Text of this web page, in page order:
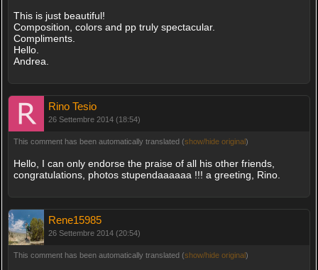
This is just beautiful!
Composition, colors and pp truly spectacular.
Compliments.
Hello.
Andrea.
Rino Tesio
26 Settembre 2014 (18:54)
This comment has been automatically translated (show/hide original)
Hello, I can only endorse the praise of all his other friends,
congratulations, photos stupendaaaaaa !!! a greeting, Rino.
Rene15985
26 Settembre 2014 (20:54)
This comment has been automatically translated (show/hide original)